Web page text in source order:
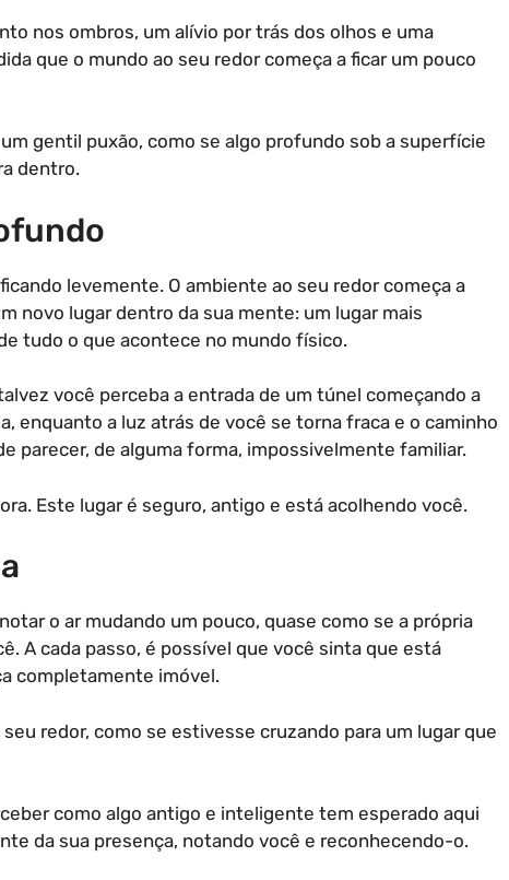
nos ombros, um alívio por trás dos olhos e uma
que o mundo ao seu redor começa a ficar um pouco
gentil puxão, como se algo profundo sob a superfície
dentro.
levemente. O ambiente ao seu redor começa a
novo lugar dentro da sua mente: um lugar mais
tudo o que acontece no mundo físico.
você perceba a entrada de um túnel começando a
enquanto a luz atrás de você se torna fraca e o caminho
parecer, de alguma forma, impossivelmente familiar.
Este lugar é seguro, antigo e está acolhendo você.
o ar mudando um pouco, quase como se a própria
A cada passo, é possível que você sinta que está
completamente imóvel.
redor, como se estivesse cruzando para um lugar que
como algo antigo e inteligente tem esperado aqui
da sua presença, notando você e reconhecendo-o.